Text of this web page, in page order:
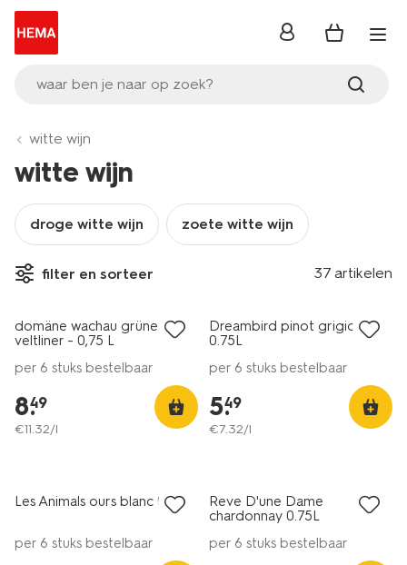
waar ben je naar op zoek?
inloggen
witte wijn
witte wijn
droge witte wijn zoete witte wijn
filter en sorteer 37 artikelen
6=5
alleen online
9
domäne wachau grüner
veltliner - 0,75 L
per 6 stuks bestelbaar
8.
49
€11.32/l
7.5
Dreambird pinot grigio
0.75L
per 6 stuks bestelbaar
5.
49
€7.32/l
9-
Les Animals ours blanc 0.75L
per 6 stuks bestelbaar
8.5
Reve D'une Dame
chardonnay 0.75L
per 6 stuks bestelbaar